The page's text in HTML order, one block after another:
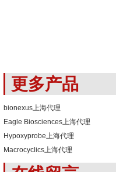
更多产品
bionexus上海代理
Eagle Biosciences上海代理
Hypoxyprobe上海代理
Macrocyclics上海代理